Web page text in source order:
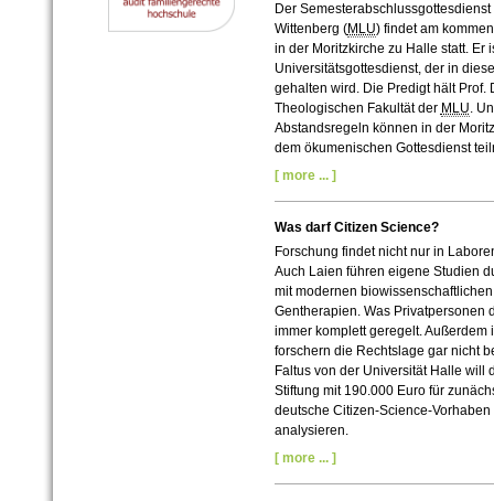
Der
Wittenberg (MLU) findet am
in der Moritzkirche zu Halle statt. Er
Universitätsgottesdienst, der in
gehalten wird. Die Predigt hält Prof.
Theologischen Fakultät der MLU.
Abstandsregeln können in der
dem ökumenischen Gottesdienst
[ more ... ]
Was darf Citizen Science?
Forschung findet nicht nur in
Auch Laien führen eigene Studien
mit modernen
Gentherapien. Was Privatpersonen
immer komplett geregelt.
forschern die Rechtslage gar nicht
Faltus von der Universität Halle will
Stiftung mit 190.000 Euro für
deutsche Citizen-Science-
analysieren.
[ more ... ]